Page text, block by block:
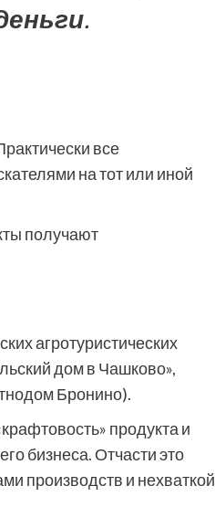
.
все
на тот или иной
получают
агротуристических
дом в Чашково»,
Бронино).
продукта и
бизнеса. Отчасти это
производств и нехваткой